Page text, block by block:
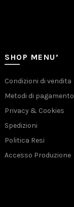
SHOP MENU’
Condizioni di vendita
Metodi di pagamento
Privacy & Cookies
Spedizioni
Politica Resi
Accesso Produzione